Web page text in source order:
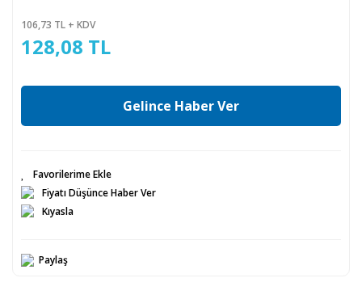
106,73 TL + KDV
128,08 TL
Gelince Haber Ver
Fiyatı Düşünce Haber Ver
Kıyasla
Paylaş